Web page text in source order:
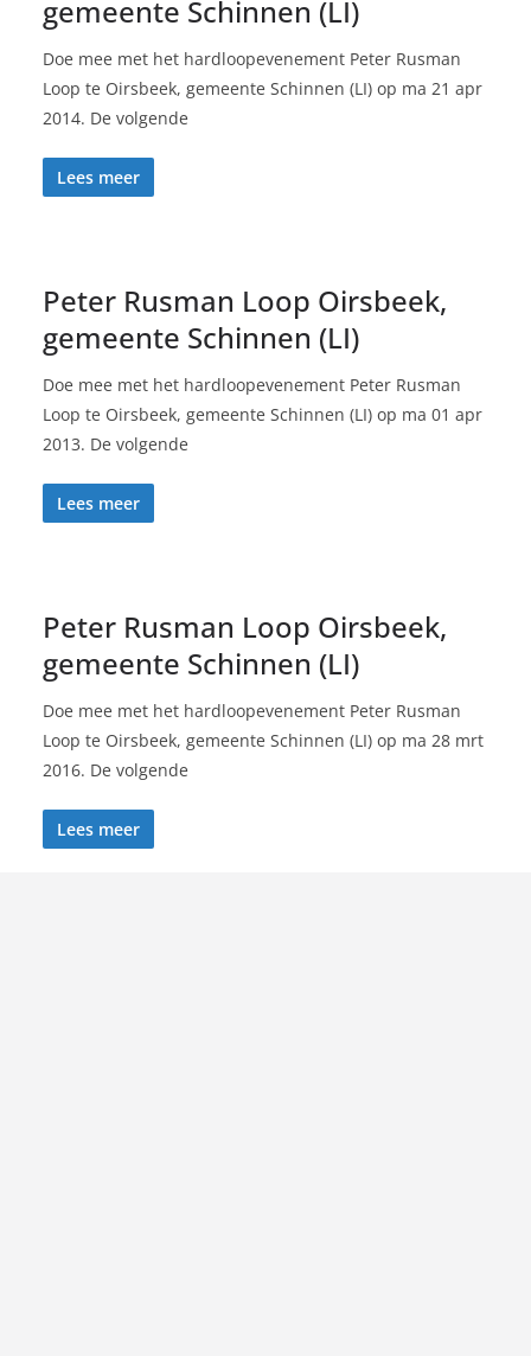
gemeente Schinnen (LI)
Doe mee met het hardloopevenement Peter Rusman
Loop te Oirsbeek, gemeente Schinnen (LI) op ma 21 apr
2014. De volgende
Lees meer
Peter Rusman Loop Oirsbeek,
gemeente Schinnen (LI)
Doe mee met het hardloopevenement Peter Rusman
Loop te Oirsbeek, gemeente Schinnen (LI) op ma 01 apr
2013. De volgende
Lees meer
Peter Rusman Loop Oirsbeek,
gemeente Schinnen (LI)
Doe mee met het hardloopevenement Peter Rusman
Loop te Oirsbeek, gemeente Schinnen (LI) op ma 28 mrt
2016. De volgende
Lees meer